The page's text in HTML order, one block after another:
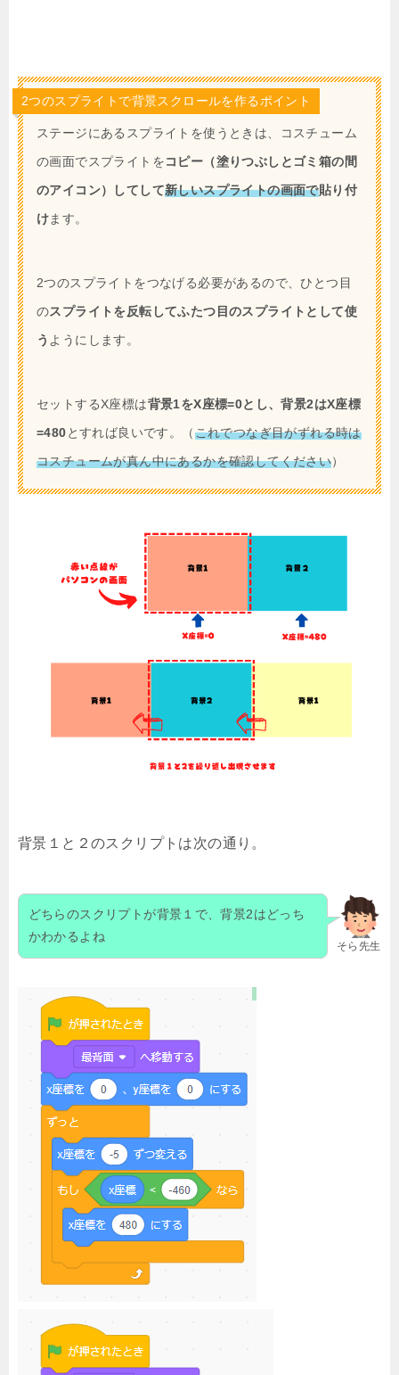
2つのスプライトで背景スクロールを作るポイント
ステージにあるスプライトを使うときは、コスチューム
の画面でスプライトをコピー（塗りつぶしとゴミ箱の間
のアイコン）してして新しいスプライトの画面で貼り付
けます。
2つのスプライトをつなげる必要があるので、ひとつ目
のスプライトを反転してふたつ目のスプライトとして使
う ようにします。
セットするX座標は背景1をX座標=0とし、背景2はX座標
=480とすれば良いです。（これでつなぎ目がずれる時は
コスチュームが真ん中にあるかを確認してください）
背景１と２のスクリプトは次の通り。
そら先生
どちらのスクリプトが背景１で、背景2はどっち
かわかるよね